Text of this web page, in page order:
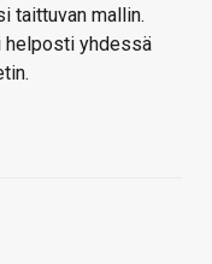
taittuvan mallin.
helposti yhdessä